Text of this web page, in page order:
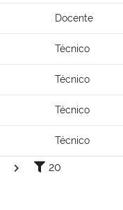
Docente
Técnico
Técnico
Técnico
Técnico
20